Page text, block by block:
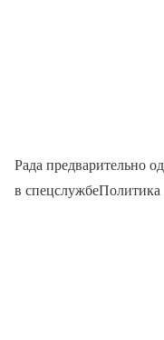
Рада предварительно
в спецслужбеПолитика